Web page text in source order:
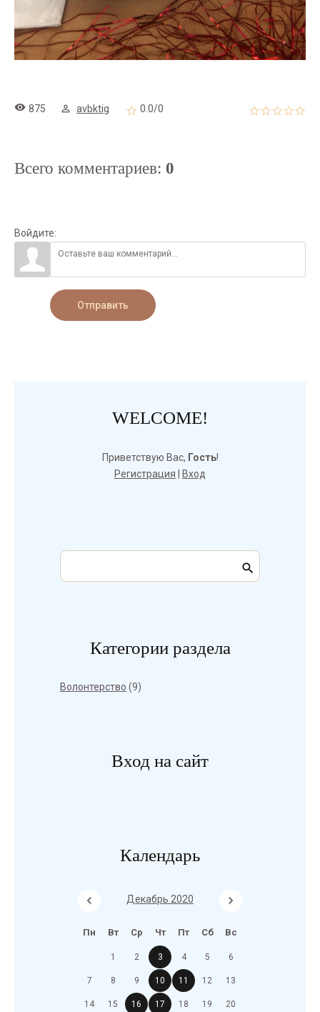
875 avbktig 0.0/0
Всего комментариев: 0
Войдите:
Отправить
WELCOME!
Приветствую Вас, Гость!
Регистрация
Вход
Категории раздела
Волонтерство (9)
Вход на сайт
Календарь
Декабрь 2020
Пн Вт Ср Чт Пт Сб Вс
1 2 3 4 5 6
7 8 9 10 11 12 13
14 15 16 17 18 19 20